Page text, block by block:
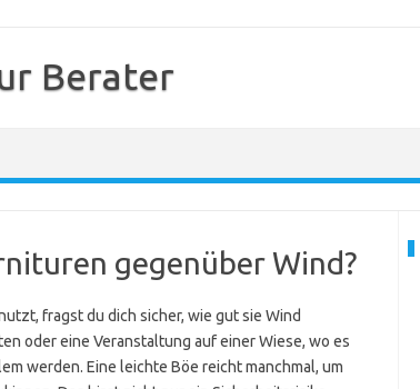
Berater
gegenüber Wind?
fragst du dich sicher, wie gut sie Wind
oder eine Veranstaltung auf einer Wiese, wo es
werden. Eine leichte Böe reicht manchmal, um